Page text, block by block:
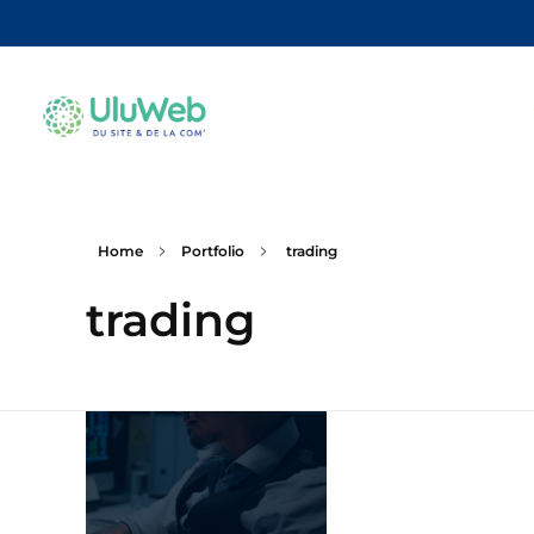
Home Portfolio trading
trading